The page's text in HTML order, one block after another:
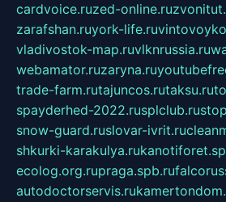
cardvoice.ruzed-online.ru
zarafshan.ruyork-life.ru
vladivostok-map.ruvlknrussia.ru
webamator.ruzaryna.ru
trade-farm.rutajuncos.rutaksu.ru
spayderhed-2022.rusplclub.ru
snow-guard.ruslovar-ivrit.ru
shkurki-karakulya.ru
ecolog.org.rupraga.spb.ru
autodoctorservis.ru